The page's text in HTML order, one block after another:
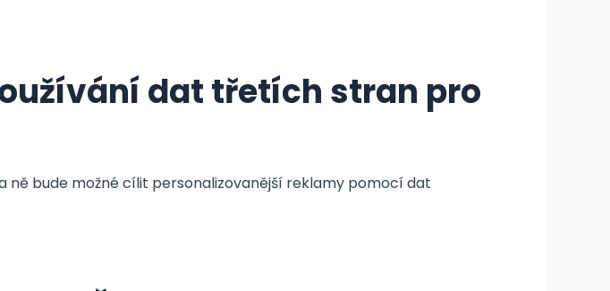
dat třetích stran pro
ně bude možné cílit personalizovanější reklamy pomocí dat